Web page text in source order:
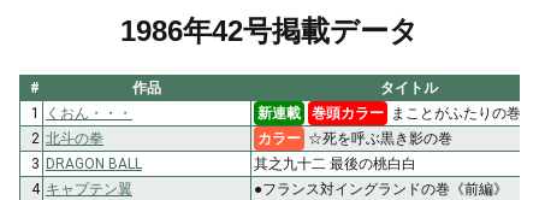
1986年42号掲載データ
# 作品
タイトル
1
くおん・・・ 新連載 巻頭カラー まことがふたりの巻
2 北斗の拳 カラー ☆死を呼ぶ黒き影の巻
3 DRAGON BALL
其之九十二 最後の桃白白
4 キャプテン翼
●フランス対イングランドの巻《前編》